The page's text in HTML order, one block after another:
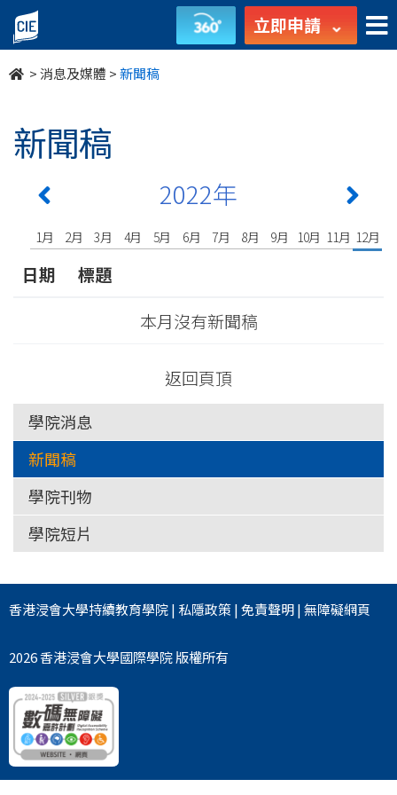
undefined 立即申請
>消息及媒體 >新聞稿
新聞稿
2022年
1月 2月 3月 4月 5月 6月 7月 8月 9月 10月 11月 12月
日期
標題
本月沒有新聞稿
返回頁頂
學院消息
新聞稿
學院刊物
學院短片
香港浸會大學持續教育學院| 私隱政策|免責聲明|無障礙網頁
2026 香港浸會大學國際學院 版權所有